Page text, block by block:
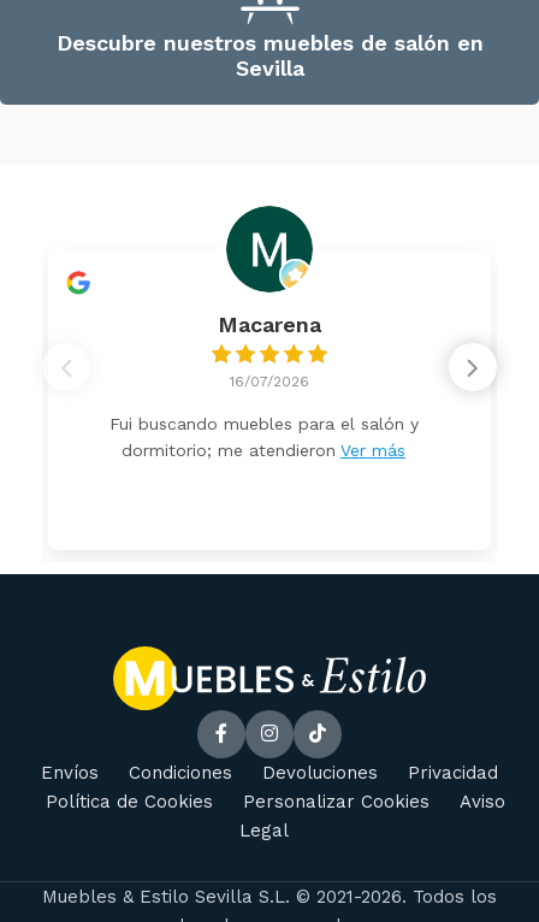
Descubre nuestros muebles de salón en
Sevilla
Macarena
16/07/2026
Fui buscando muebles para el salón y
dormitorio; me atendieron Ver más
Envíos Condiciones Devoluciones
Privacidad
Política de Cookies
Personalizar Cookies
Aviso
Legal
Muebles & Estilo Sevilla S.L. © 2021-2026. Todos los